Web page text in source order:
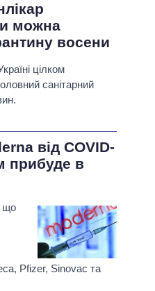
можна
восени
цілком
санітарний
від COVID-
прибуде в
що
Pfizer, Sinovac та